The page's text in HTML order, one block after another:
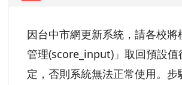
因台中市網更新系統，請各校將
管理(score_input)」取回預設值
定，否則系統無法正常使用。步